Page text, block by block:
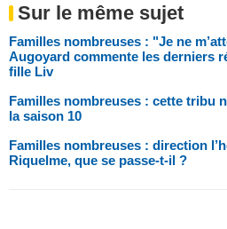
Sur le même sujet
Familles nombreuses : "Je ne
Augoyard commente les derniers
fille Liv
Familles nombreuses : cette tribu
la saison 10
Familles nombreuses : direction
Riquelme, que se passe-t-il ?